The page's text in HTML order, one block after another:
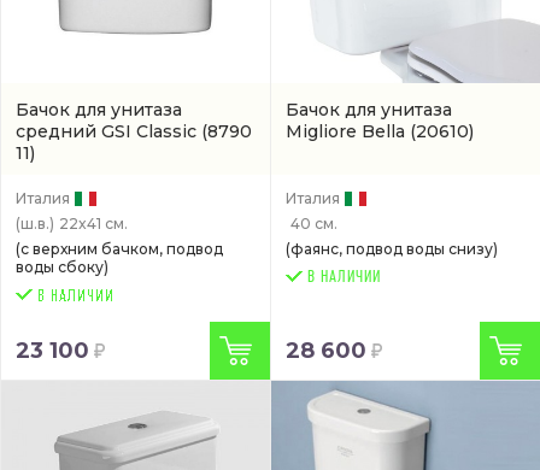
Бачок для унитаза
средний GSI Classic (8790
11)
Италия
(ш.в.) 22x41 см.
(с верхним бачком, подвод
воды сбоку)
23 100
Бачок для унитаза
Migliore Bella (20610)
Италия
40 см.
(фаянс, подвод воды снизу)
В НАЛИЧИИ
28 600